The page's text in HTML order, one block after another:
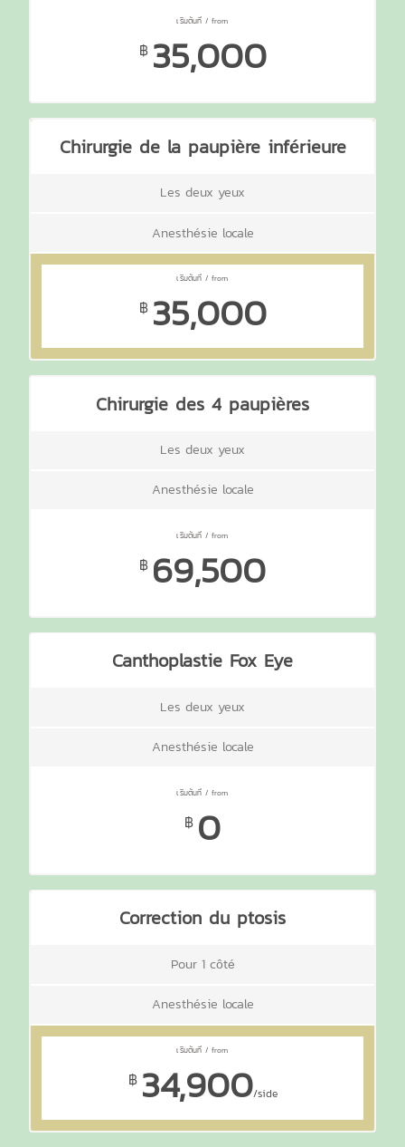
฿ 35,000
Chirurgie de la paupière inférieure
Les deux yeux
Anesthésie locale
฿ 35,000
Chirurgie des 4 paupières
Les deux yeux
Anesthésie locale
฿ 69,500
Canthoplastie Fox Eye
Les deux yeux
Anesthésie locale
฿ 0
Correction du ptosis
Pour 1 côté
Anesthésie locale
฿ 34,900/side